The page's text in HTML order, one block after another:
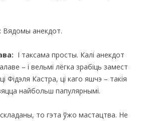
Вядомы анекдот.
I таксама просты. Калi анекдот
– і вельмі лёгка зрабіць замест
Фідэля Кастра, ці каго яшчэ – такія
найбольш папулярнымі.
то гэта ўжо мастацтва. Не